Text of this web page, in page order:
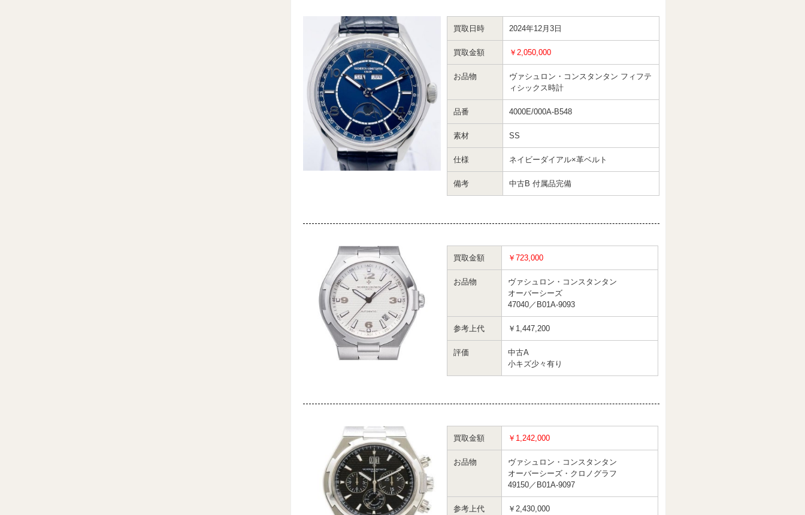
買取日時 2024年12月3日
買取金額 ￥2,050,000
お品物
ヴァシュロン・コンスタンタン フィフテ
ィシックス時計
品番 4000E/000A-B548
素材 SS
仕様 ネイビーダイアル×革ベルト
備考 中古B 付属品完備
買取金額 ￥723,000
お品物
ヴァシュロン・コンスタンタン
オーバーシーズ
47040／B01A-9093
参考上代 ￥1,447,200
評価
中古A
小キズ少々有り
買取金額 ￥1,242,000
お品物
ヴァシュロン・コンスタンタン
オーバーシーズ・クロノグラフ
49150／B01A-9097
参考上代 ￥2,430,000